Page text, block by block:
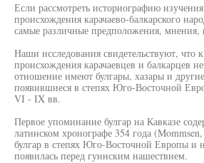
Если рассмотреть историографию
происхождения карачаево-балкарского
самые различные предположения, мнения,
Наши исследования свидетельствуют, что
происхождения карачаевцев и балкарцев
отношение имеют булгары, хазары и
появившиеся в степях Юго-Восточной
VI - IX вв.
Первое упоминание булгар на Кавказе
латинском хронографе 354 года
булгар в степях Юго-Восточной Европы и
появилась перед гуннским нашествием.